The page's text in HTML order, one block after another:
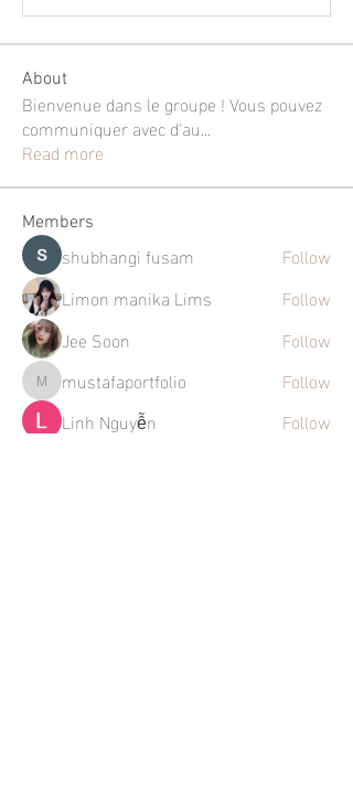
About
Bienvenue dans le groupe ! Vous pouvez
communiquer avec d'au...
Read more
Members
shubhangi fusam
Follow
Limon manika Lims
Follow
Jee Soon
Follow
mustafaportfolio
mustafaportfolio
Follow
Linh Nguyễn
Follow